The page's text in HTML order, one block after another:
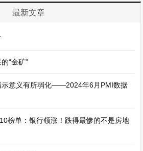
最新文章
“金矿”
示意义有所弱化——2024年6月PMI数据
榜单：银行领涨！跌得最惨的不是房地